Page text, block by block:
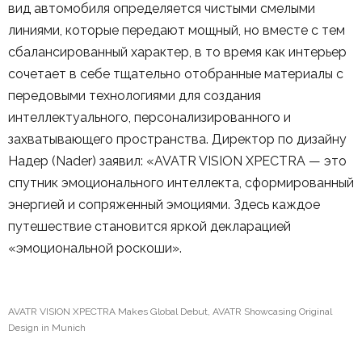
вид автомобиля определяется чистыми смелыми
линиями, которые передают мощный, но вместе с тем
сбалансированный характер, в то время как интерьер
сочетает в себе тщательно отобранные материалы с
передовыми технологиями для создания
интеллектуального, персонализированного и
захватывающего пространства. Директор по дизайну
Надер (Nader) заявил: «AVATR VISION XPECTRA — это
спутник эмоционального интеллекта, сформированный
энергией и сопряженный эмоциями. Здесь каждое
путешествие становится яркой декларацией
«эмоциональной роскоши».
AVATR VISION XPECTRA Makes Global Debut, AVATR Showcasing Original
Design in Munich